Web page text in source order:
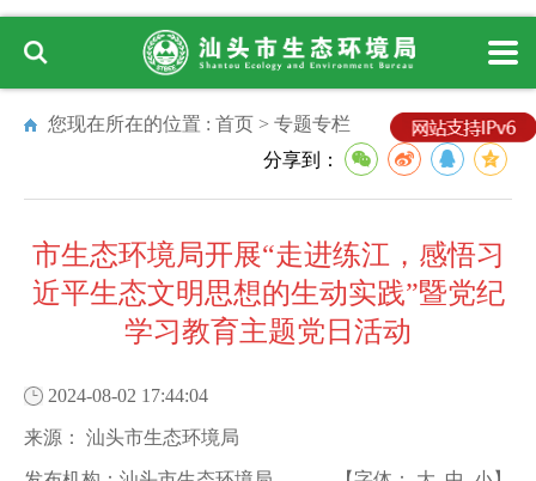
您现在所在的位置 : 首页 > 专题专栏
分享到：
市生态环境局开展“走进练江，感悟习
近平生态文明思想的生动实践”暨党纪
学习教育主题党日活动
2024-08-02 17:44:04
来源： 汕头市生态环境局